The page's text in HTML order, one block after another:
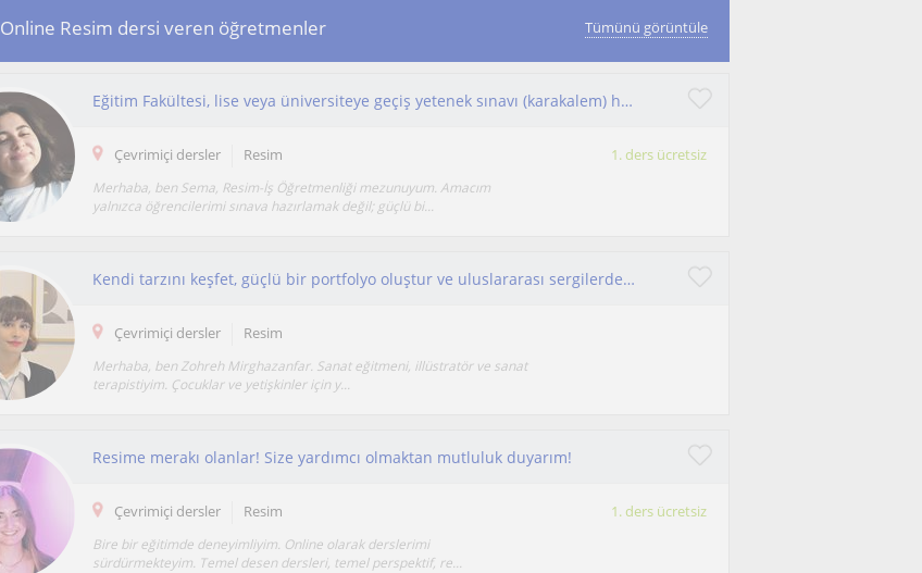
Online Resim dersi veren öğretmenler Tümünü görüntüle
Eğitim Fakültesi, lise veya üniversiteye geçiş yetenek sınavı (karakalem) hazırlık dersleri v
Çevrimiçi dersler Resim 1. ders ücretsiz
Merhaba, ben Sema, Resim-İş Öğretmenliği mezunuyum. Amacım
yalnızca öğrencilerimi sınava hazırlamak değil; güçlü bi...
Kendi tarzını keşfet, güçlü bir portfolyo oluştur ve uluslararası sergilerde yer almaya hazırlan.
Çevrimiçi dersler Resim
Merhaba, ben Zohreh Mirghazanfar. Sanat eğitmeni, illüstratör ve sanat
terapistiyim. Çocuklar ve yetişkinler için y...
Resime merakı olanlar! Size yardımcı olmaktan mutluluk duyarım!
Çevrimiçi dersler Resim 1. ders ücretsiz
Bire bir eğitimde deneyimliyim. Online olarak derslerimi
sürdürmekteyim. Temel desen dersleri, temel perspektif, re...